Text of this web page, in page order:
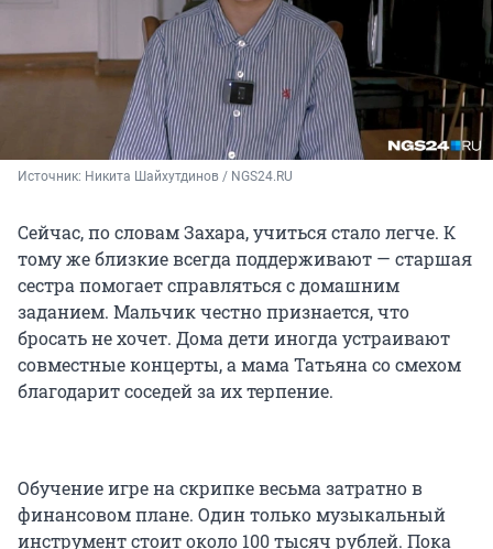
Источник: Никита Шайхутдинов / NGS24.RU
Сейчас, по словам Захара, учиться стало легче. К
тому же близкие всегда поддерживают — старшая
сестра помогает справляться с домашним
заданием. Мальчик честно признается, что
бросать не хочет. Дома дети иногда устраивают
совместные концерты, а мама Татьяна со смехом
благодарит соседей за их терпение.
Обучение игре на скрипке весьма затратно в
финансовом плане. Один только музыкальный
инструмент стоит около 100 тысяч рублей. Пока